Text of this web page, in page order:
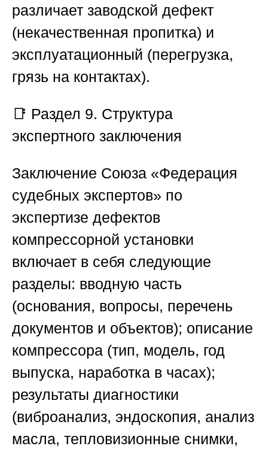
различает заводской дефект
(некачественная пропитка) и
эксплуатационный (перегрузка,
грязь на контактах).
📑 Раздел 9. Структура
экспертного заключения
Заключение Союза «Федерация
судебных экспертов» по
экспертизе дефектов
компрессорной установки
включает в себя следующие
разделы: вводную часть
(основания, вопросы, перечень
документов и объектов); описание
компрессора (тип, модель, год
выпуска, наработка в часах);
результаты диагностики
(виброанализ, эндоскопия, анализ
масла, тепловизионные снимки,